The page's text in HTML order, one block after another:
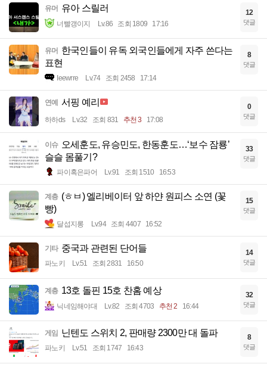
유머 유아 스릴러
너빨갱이지 Lv.86 조회 1809 17:16
12
댓글
유머 한국인들이 유독 외국인들에게 자주 쓴다는
표현
Ieewrre Lv.74 조회 2458 17:14
8
댓글
연예 서핑 예리
하하ds Lv.32 조회 831 추천 3 17:08
0
댓글
이슈 오세훈도, 유승민도, 한동훈도…‘보수 잠룡’
슬슬 몸풀기?
파이혹은파어 Lv.91 조회 1510 16:53
33
댓글
계층 (ㅎㅂ) 엘리베이터 앞 하얀 원피스 소연 (꽃
빵)
달섭지롱 Lv.94 조회 4407 16:52
15
댓글
기타 중국과 관련된 단어들
파노키 Lv.51 조회 2831 16:50
14
댓글
계층 13호 돌핀 15호 찬홈 예상
닉네임해야대 Lv.82 조회 4703 추천 2 16:44
32
댓글
게임 닌텐도 스위치 2, 판매량 2300만 대 돌파
파노키 Lv.51 조회 1747 16:43
8
댓글